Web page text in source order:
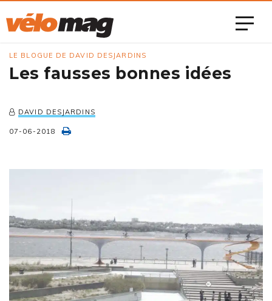
LE BLOGUE DE DAVID DESJARDINS
Les fausses bonnes idées
DAVID DESJARDINS
07-06-2018